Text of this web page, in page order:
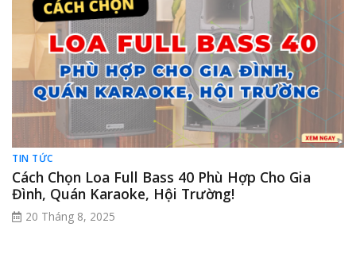
TIN TỨC
Cách Chọn Loa Full Bass 40 Phù Hợp Cho Gia
Đình, Quán Karaoke, Hội Trường!
20 Tháng 8, 2025